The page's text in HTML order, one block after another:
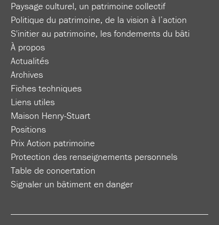
Paysage culturel, un patrimoine collectif
Politique du patrimoine, de la vision à l’action
S'initier au patrimoine, les fondements du bâti
À propos
Actualités
Archives
Fiches techniques
Liens utiles
Maison Henry-Stuart
Positions
Prix Action patrimoine
Protection des renseignements personnels
Table de concertation
Signaler un bâtiment en danger